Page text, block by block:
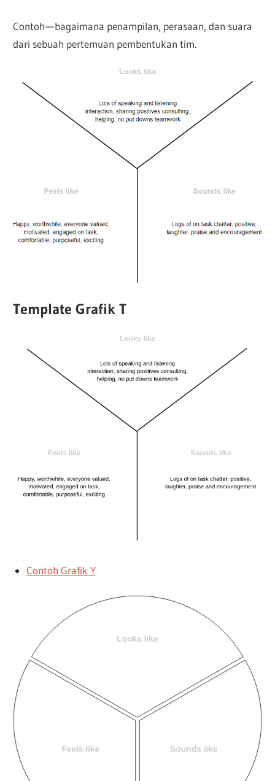
Contoh — bagaimana penampilan, perasaan, dan suara
dari sebuah pertemuan pembentukan tim.
Template Grafik T
Contoh Grafik Y